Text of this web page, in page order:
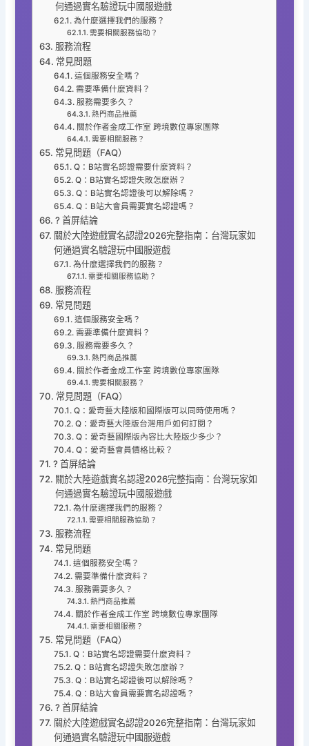
何通過實名驗證玩中國服遊戲
為什麼選擇我們的服務？
需要相關服務協助？
服務流程
常見問題
這個服務安全嗎？
需要準備什麼資料？
服務需要多久？
熱門商品推薦
關於作者金成工作室 跨境數位專家團隊
需要相關服務？
常見問題（FAQ）
Q：B站實名認證需要什麼資料？
Q：B站實名認證失敗怎麼辦？
Q：B站實名認證後可以解除嗎？
Q：B站大會員需要實名認證嗎？
? 首屏結論
關於大陸遊戲實名認證2026完整指南：台灣玩家如
何通過實名驗證玩中國服遊戲
為什麼選擇我們的服務？
需要相關服務協助？
服務流程
常見問題
這個服務安全嗎？
需要準備什麼資料？
服務需要多久？
熱門商品推薦
關於作者金成工作室 跨境數位專家團隊
需要相關服務？
常見問題（FAQ）
Q：愛奇藝大陸版和國際版可以同時使用嗎？
Q：愛奇藝大陸版台灣用戶如何訂閱？
Q：愛奇藝國際版內容比大陸版少多少？
Q：愛奇藝會員價格比較？
? 首屏結論
關於大陸遊戲實名認證2026完整指南：台灣玩家如
何通過實名驗證玩中國服遊戲
為什麼選擇我們的服務？
需要相關服務協助？
服務流程
常見問題
這個服務安全嗎？
需要準備什麼資料？
服務需要多久？
熱門商品推薦
關於作者金成工作室 跨境數位專家團隊
需要相關服務？
常見問題（FAQ）
Q：B站實名認證需要什麼資料？
Q：B站實名認證失敗怎麼辦？
Q：B站實名認證後可以解除嗎？
Q：B站大會員需要實名認證嗎？
? 首屏結論
關於大陸遊戲實名認證2026完整指南：台灣玩家如
何通過實名驗證玩中國服遊戲